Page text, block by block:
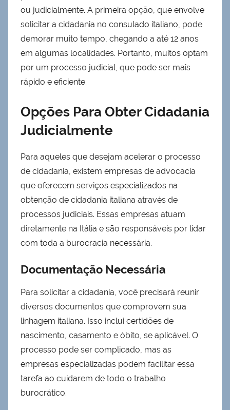
ou judicialmente. A primeira opção, que envolve
solicitar a cidadania no consulado italiano, pode
demorar muito tempo, chegando a até 12 anos
em algumas localidades. Portanto, muitos optam
por um processo judicial, que pode ser mais
rápido e eficiente.
Opções Para Obter Cidadania
Judicialmente
Para aqueles que desejam acelerar o processo
de cidadania, existem empresas de advocacia
que oferecem serviços especializados na
obtenção de cidadania italiana através de
processos judiciais. Essas empresas atuam
diretamente na Itália e são responsáveis por lidar
com toda a burocracia necessária.
Documentação Necessária
Para solicitar a cidadania, você precisará reunir
diversos documentos que comprovem sua
linhagem italiana. Isso inclui certidões de
nascimento, casamento e óbito, se aplicável. O
processo pode ser complicado, mas as
empresas especializadas podem facilitar essa
tarefa ao cuidarem de todo o trabalho
burocrático.